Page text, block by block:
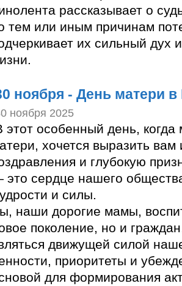
рассказывает о
тем или иным причинам
их сильный дух
ноября - День матери в
ноября 2025
этот особенный день,
хочется выразить вам
и глубокую
сердце нашего
и силы.
наши дорогие мамы,
поколение, но и
движущей силой
приоритеты и
для формирования